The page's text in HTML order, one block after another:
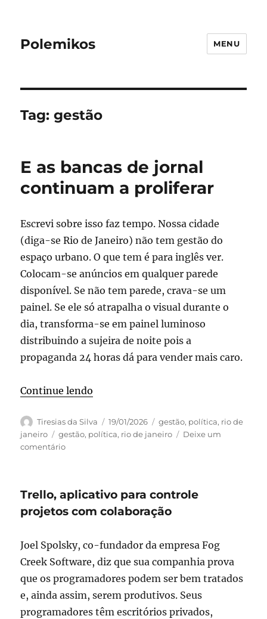
Polemikos MENU
Tag:gestão
E as bancas de jornal
continuam a proliferar
Escrevi sobre isso faz tempo. Nossa cidade
(diga-se Rio de Janeiro) não tem gestão do
espaço urbano. O que tem é para inglês ver.
Colocam-se anúncios em qualquer parede
disponível. Se não tem parede, crava-se um
painel. Se ele só atrapalha o visual durante o
dia, transforma-se em painel luminoso
distribuindo a sujeira de noite pois a
propaganda 24 horas dá para vender mais caro.
Continue lendo
Autor
Tiresias da Silva
Publicado
em
19/01/2026 Categorias
gestão, política, rio de
janeiro
Tags
gestão, política, rio de janeiro
Deixe um
comentárioem
de
jornal
proliferar
Trello, aplicativo para controle
projetos com colaboração
Joel Spolsky, co-fundador da empresa Fog
Creek Software, diz que sua companhia prova
que os programadores podem ser bem tratados
e, ainda assim, serem produtivos. Seus
programadores têm escritórios privados,